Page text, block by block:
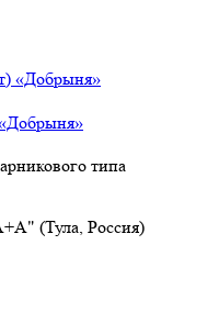
типа
(Тула, Россия)